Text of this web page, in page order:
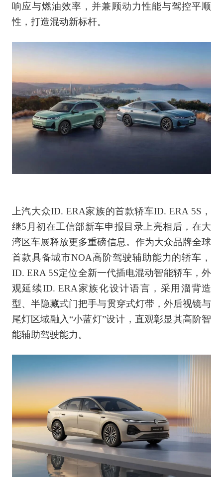
响应与燃油效率，并兼顾动力性能与驾控平顺
性，打造混动新标杆。
上汽大众ID. ERA家族的首款轿车ID. ERA 5S，
继5月初在工信部新车申报目录上亮相后，在大
湾区车展释放更多重磅信息。作为大众品牌全球
首款具备城市NOA高阶驾驶辅助能力的轿车，
ID. ERA 5S定位全新一代插电混动智能轿车，外
观延续ID. ERA家族化设计语言，采用溜背造
型、半隐藏式门把手与贯穿式灯带，外后视镜与
尾灯区域融入“小蓝灯”设计，直观彰显其高阶智
能辅助驾驶能力。